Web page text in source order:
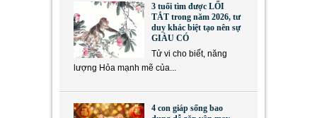
3 tuổi tìm được LỐI
TẮT trong năm 2026, tư
duy khác biệt tạo nên sự
GIÀU CÓ
Tử vi cho biết, năng
lượng Hỏa mạnh mẽ của...
4 con giáp sống bao